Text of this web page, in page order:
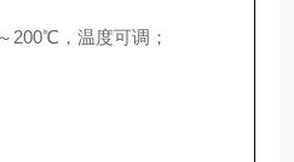
200℃，温度可调；
0.01℃；